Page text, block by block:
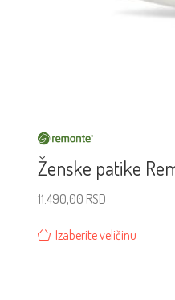
Ženske patike
11.490,00 RSD
Izaberite veličinu